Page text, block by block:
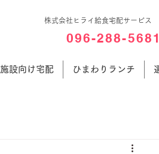
株式会社ヒライ給食宅配サービス
096-288-5681
施設向け宅配 ひまわりランチ